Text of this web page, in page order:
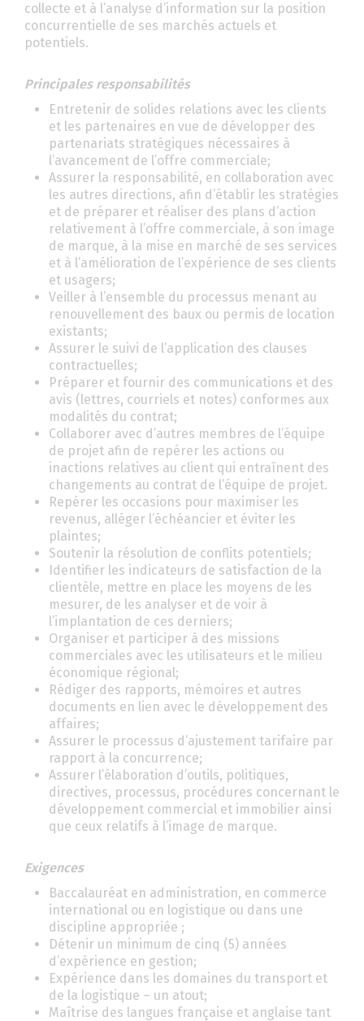
collecte et à l’analyse d’information sur la position
concurrentielle de ses marchés actuels et
potentiels.
Principales responsabilités
Entretenir de solides relations avec les clients
et les partenaires en vue de développer des
partenariats stratégiques nécessaires à
l’avancement de l’offre commerciale;
Assurer la responsabilité, en collaboration avec
les autres directions, afin d’établir les stratégies
et de préparer et réaliser des plans d’action
relativement à l’offre commerciale, à son image
de marque, à la mise en marché de ses services
et à l’amélioration de l’expérience de ses clients
et usagers;
Veiller à l’ensemble du processus menant au
renouvellement des baux ou permis de location
existants;
Assurer le suivi de l’application des clauses
contractuelles;
Préparer et fournir des communications et des
avis (lettres, courriels et notes) conformes aux
modalités du contrat;
Collaborer avec d’autres membres de l’équipe
de projet afin de repérer les actions ou
inactions relatives au client qui entraînent des
changements au contrat de l’équipe de projet.
Repérer les occasions pour maximiser les
revenus, alléger l’échéancier et éviter les
plaintes;
Soutenir la résolution de conflits potentiels;
Identifier les indicateurs de satisfaction de la
clientèle, mettre en place les moyens de les
mesurer, de les analyser et de voir à
l’implantation de ces derniers;
Organiser et participer à des missions
commerciales avec les utilisateurs et le milieu
économique régional;
Rédiger des rapports, mémoires et autres
documents en lien avec le développement des
affaires;
Assurer le processus d’ajustement tarifaire par
rapport à la concurrence;
Assurer l’élaboration d’outils, politiques,
directives, processus, procédures concernant le
développement commercial et immobilier ainsi
que ceux relatifs à l’image de marque.
Exigences
Baccalauréat en administration, en commerce
international ou en logistique ou dans une
discipline appropriée ;
Détenir un minimum de cinq (5) années
d’expérience en gestion;
Expérience dans les domaines du transport et
de la logistique – un atout;
Maîtrise des langues française et anglaise tant